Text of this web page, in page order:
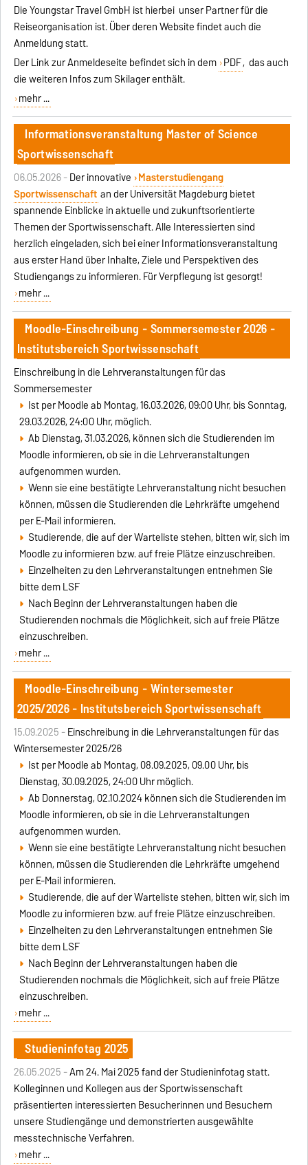
Die Youngstar Travel GmbH ist hierbei unser Partner für die
Reiseorganisation ist. Über deren Website findet auch die
Anmeldung statt.
Der Link zur Anmeldeseite befindet sich in dem PDF, das auch
die weiteren Infos zum Skilager enthält.
mehr ...
Informationsveranstaltung Master of Science
Sportwissenschaft
06.05.2026 -Der innovative Masterstudiengang
Sportwissenschaft an der Universität Magdeburg bietet
spannende Einblicke in aktuelle und zukunftsorientierte
Themen der Sportwissenschaft. Alle Interessierten sind
herzlich eingeladen, sich bei einer Informationsveranstaltung
aus erster Hand über Inhalte, Ziele und Perspektiven des
Studiengangs zu informieren. Für Verpflegung ist gesorgt!
mehr ...
Moodle-Einschreibung - Sommersemester 2026 -
Institutsbereich Sportwissenschaft
Einschreibung in die Lehrveranstaltungen für das
Sommersemester
Ist per Moodle ab Montag, 16.03.2026, 09:00 Uhr, bis Sonntag,
29.03.2026, 24:00 Uhr, möglich.
Ab Dienstag, 31.03.2026, können sich die Studierenden im
Moodle informieren, ob sie in die Lehrveranstaltungen
aufgenommen wurden.
Wenn sie eine bestätigte Lehrveranstaltung nicht besuchen
können, müssen die Studierenden die Lehrkräfte umgehend
per E-Mail informieren.
Studierende, die auf der Warteliste stehen, bitten wir, sich im
Moodle zu informieren bzw. auf freie Plätze einzuschreiben.
Einzelheiten zu den Lehrveranstaltungen entnehmen Sie
bitte dem LSF
Nach Beginn der Lehrveranstaltungen haben die
Studierenden nochmals die Möglichkeit, sich auf freie Plätze
einzuschreiben.
mehr ...
Moodle-Einschreibung - Wintersemester
2025/2026 - Institutsbereich Sportwissenschaft
15.09.2025 -Einschreibung in die Lehrveranstaltungen für das
Wintersemester 2025/26
Ist per Moodle ab Montag, 08.09.2025, 09.00 Uhr, bis
Dienstag, 30.09.2025, 24:00 Uhr möglich.
Ab Donnerstag, 02.10.2024 können sich die Studierenden im
Moodle informieren, ob sie in die Lehrveranstaltungen
aufgenommen wurden.
Wenn sie eine bestätigte Lehrveranstaltung nicht besuchen
können, müssen die Studierenden die Lehrkräfte umgehend
per E-Mail informieren.
Studierende, die auf der Warteliste stehen, bitten wir, sich im
Moodle zu informieren bzw. auf freie Plätze einzuschreiben.
Einzelheiten zu den Lehrveranstaltungen entnehmen Sie
bitte dem LSF
Nach Beginn der Lehrveranstaltungen haben die
Studierenden nochmals die Möglichkeit, sich auf freie Plätze
einzuschreiben.
mehr ...
Studieninfotag 2025
26.05.2025 -Am 24. Mai 2025 fand der Studieninfotag statt.
Kolleginnen und Kollegen aus der Sportwissenschaft
präsentierten interessierten Besucherinnen und Besuchern
unsere Studiengänge und demonstrierten ausgewählte
messtechnische Verfahren.
mehr ...